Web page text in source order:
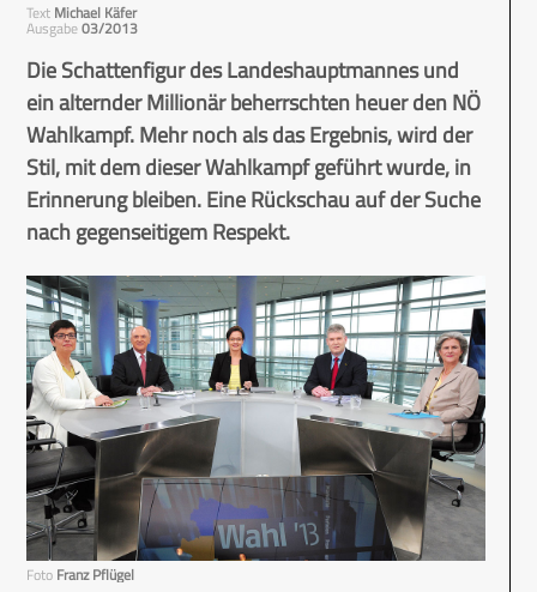
Text Michael Käfer
Ausgabe03/2013
Die Schattenfigur des Landeshauptmannes und
ein alternder Millionär beherrschten heuer den NÖ
Wahlkampf. Mehr noch als das Ergebnis, wird der
Stil, mit dem dieser Wahlkampf geführt wurde, in
Erinnerung bleiben. Eine Rückschau auf der Suche
nach gegenseitigem Respekt.
Foto Franz Pflügel